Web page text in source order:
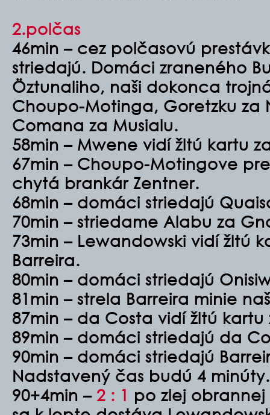
2.polčas
46min – cez polčasovú
striedajú. Domáci zraneného
Öztunaliho, naši dokonca
Choupo-Motinga, Goretzku za
Comana za Musialu.
58min – Mwene vidí žltú kartu
67min – Choupo-Motingove
chytá brankár Zentner.
68min – domáci striedajú
70min – striedame Alabu za
73min – Lewandowski vidí žltú
Barreira.
80min – domáci striedajú
81min – strela Barreira minie
87min – da Costa vidí žltú
89min – domáci striedajú da
90min – domáci striedajú
Nadstavený čas budú 4 minúty.
90+4min – 2 : 1 po zlej